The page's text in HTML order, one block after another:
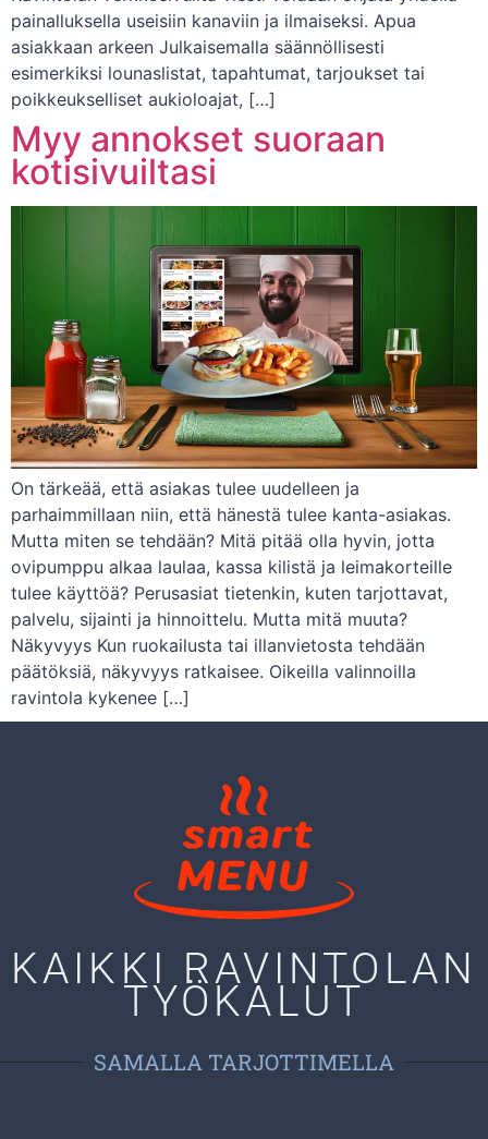
painalluksella useisiin kanaviin ja ilmaiseksi. Apua
asiakkaan arkeen Julkaisemalla säännöllisesti
esimerkiksi lounaslistat, tapahtumat, tarjoukset tai
poikkeukselliset aukioloajat, […]
Myy annokset suoraan
kotisivuiltasi
On tärkeää, että asiakas tulee uudelleen ja
parhaimmillaan niin, että hänestä tulee kanta-asiakas.
Mutta miten se tehdään? Mitä pitää olla hyvin, jotta
ovipumppu alkaa laulaa, kassa kilistä ja leimakorteille
tulee käyttöä? Perusasiat tietenkin, kuten tarjottavat,
palvelu, sijainti ja hinnoittelu. Mutta mitä muuta?
Näkyvyys Kun ruokailusta tai illanvietosta tehdään
päätöksiä, näkyvyys ratkaisee. Oikeilla valinnoilla
ravintola kykenee […]
KAIKKI RAVINTOLAN
TYÖKALUT
SAMALLA TARJOTTIMELLA